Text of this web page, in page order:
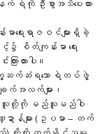
ဦးစွာအသိပေးထား
ေးရာဇဝင်များရှိခဲ့
တ်ကျန်းမာ ရေး
ားထားပါ။
ဆက်ဆံရသော ရဲတပ်ဖွဲ့
အလက်များ၊
တို့ကို မည်သူမည်ဝါ
ာန်များ (ဥပမာ – တက်